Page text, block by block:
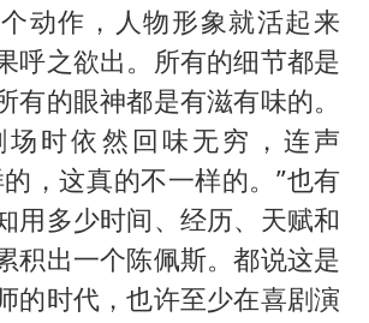
动作，人物形象就活起来
呼之欲出。所有的细节都是
有的眼神都是有滋有味的。
场时依然回味无穷，连声
，这真的不一样的。”也有
用多少时间、经历、天赋和
积出一个陈佩斯。都说这是
的时代，也许至少在喜剧演